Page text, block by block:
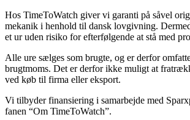
Hos TimeToWatch giver vi garanti på såvel
mekanik i henhold til dansk lovgivning.
et ur uden risiko for efterfølgende at stå med
Alle ure sælges som brugte, og er derfor
brugtmoms. Det er derfor ikke muligt at
ved køb til firma eller eksport.
Vi tilbyder finansiering i samarbejde med
fanen “Om TimeToWatch”.